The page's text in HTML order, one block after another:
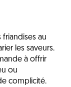
au
les saveurs.
à offrir
ou
complicité.